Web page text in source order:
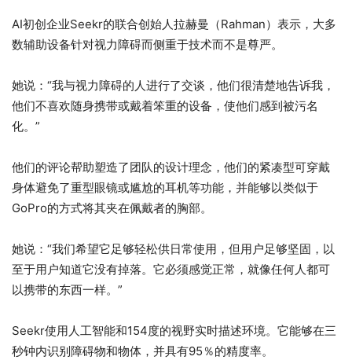
AI初创企业Seekr的联合创始人拉赫曼（Rahman）表示，大多
数辅助设备针对视力障碍而侧重于技术而不是尊严。
她说：“我与视力障碍的人进行了交谈，他们很清楚地告诉我，
他们不喜欢随身携带或戴着笨重的设备，使他们感到被污名
化。”
他们的评论帮助塑造了团队的设计理念，他们的紧凑型可穿戴
身体避免了重型眼镜或尴尬的耳机等功能，并能够以类似于
GoPro的方式将其夹在佩戴者的胸部。
她说：“我们希望它足够轻松供日常使用，但用户足够坚固，以
至于用户知道它没有掉落。它必须感觉正常，就像任何人都可
以携带的东西一样。”
Seekr使用人工智能和154度的视野实时描述环境。它能够在三
秒钟内识别障碍物和物体，并具有95％的精度率。